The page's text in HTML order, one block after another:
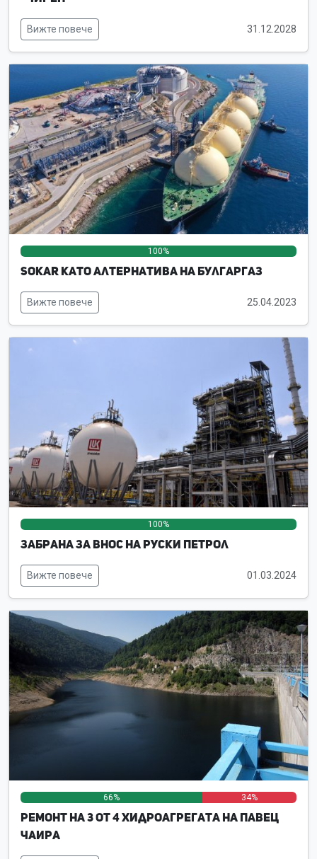
Вижте повече 31.12.2028
100%
SOKAR като алтернатива на Булгаргаз
Вижте повече 25.04.2023
100%
Забрана за внос на руски петрол
Вижте повече 01.03.2024
66% 34%
Ремонт на 3 от 4 хидроагрегата на ПАВЕЦ
Чаира